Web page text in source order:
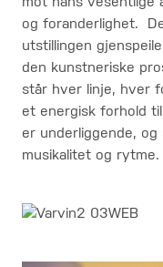
og foranderlighet.
utstillingen
den kunstneriske
står hver linje, hver
et energisk forhold
er underliggende,
musikalitet og rytme.